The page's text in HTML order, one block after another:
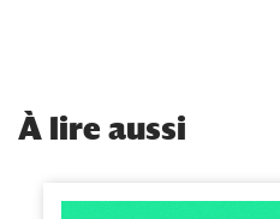
À lire aussi